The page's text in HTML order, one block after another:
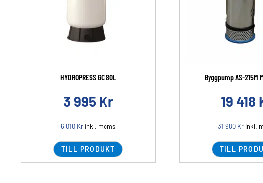
HYDROPRESS GC 80L
3 995 Kr
6 010Kr inkl. moms
TILL PRODUKT
Byggpump AS-215M
19 418
31 980Krinkl.
TILL